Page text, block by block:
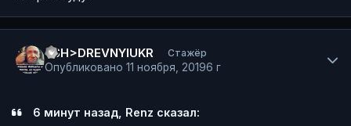
<SH>DREVNYIUKR Стажёр
Опубликовано 11 ноября, 20196 г
6 минут назад, Renz сказал: